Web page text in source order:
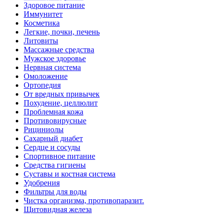
Здоровое питание
Иммунитет
Косметика
Легкие, почки, печень
Литовиты
Массажные средства
Мужское здоровье
Нервная система
Омоложение
Ортопедия
От вредных привычек
Похудение, целлюлит
Проблемная кожа
Противовирусные
Рициниолы
Сахарный диабет
Сердце и сосуды
Спортивное питание
Средства гигиены
Суставы и костная система
Удобрения
Фильтры для воды
Чистка организма, противопаразит.
Щитовидная железа